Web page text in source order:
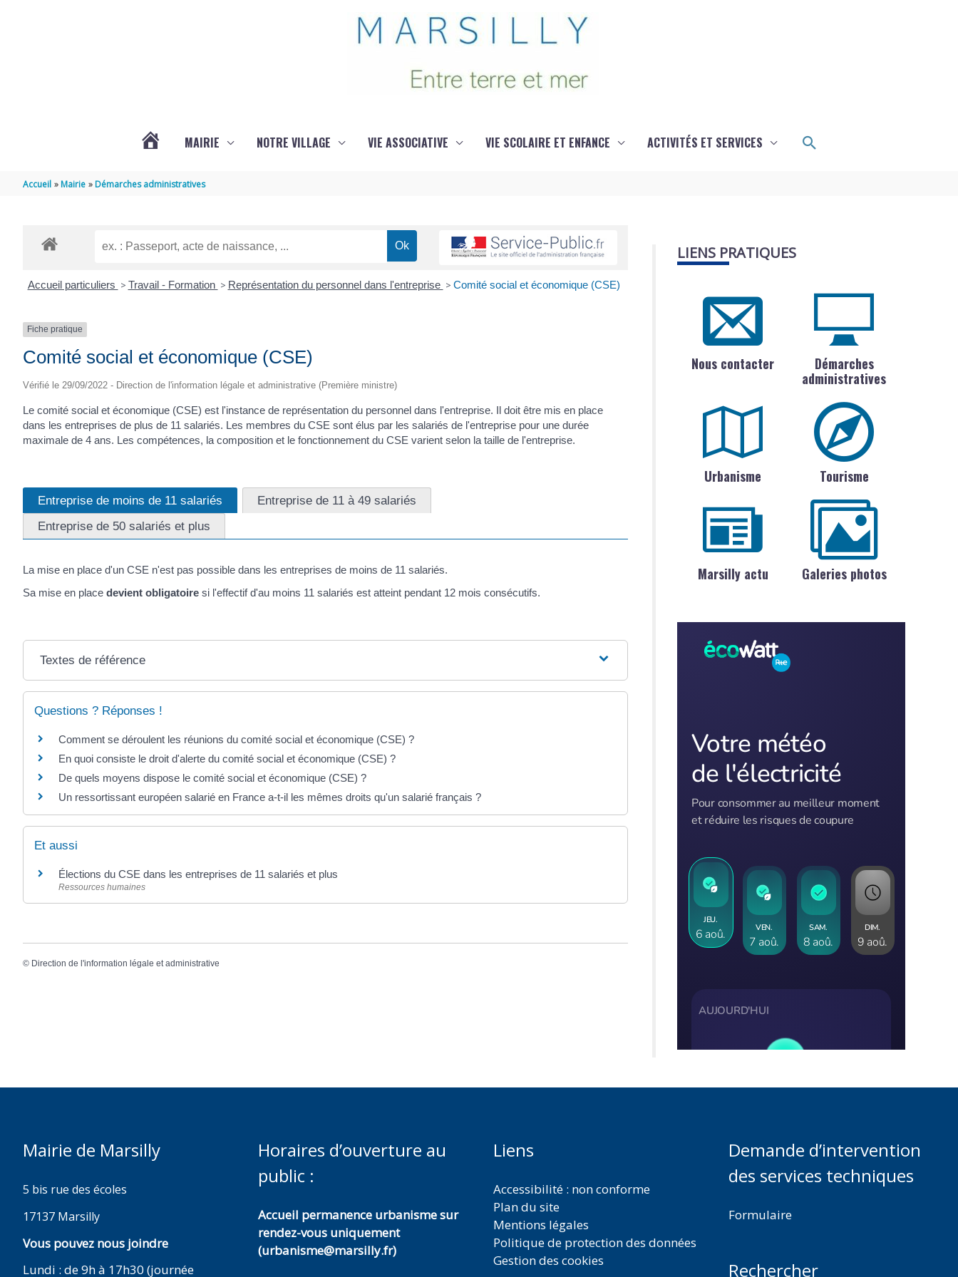
MARSILLY
MAIRIE NOTRE VILLAGE VIE ASSOCIATIVE VIE SCOLAIRE ET ENFANCE ACTIVITÉS ET SERVICES Rechercher
Accueil Mairie Démarches administratives
Accueil particuliers > Travail - Formation > Représentation du personnel dans l'entreprise > Comité social et économique (CSE)
Fiche pratique
Comité social et économique (CSE)
Vérifié le 29/09/2022 - Direction de l'information légale et administrative (Première ministre)
Le comité social et économique (CSE) est l'instance de représentation du personnel dans l'entreprise. Il doit être mis en place
dans les entreprises de plus de 11 salariés. Les membres du CSE sont élus par les salariés de l'entreprise pour une durée
maximale de 4 ans. Les compétences, la composition et le fonctionnement du CSE varient selon la taille de l'entreprise.
Entreprise de moins de 11 salariés
Entreprise de 11 à 49 salariés
Entreprise de 50 salariés et plus
La mise en place d'un CSE n'est pas possible dans les entreprises de moins de 11 salariés.
Sa mise en place devient obligatoire si l'effectif d'au moins 11 salariés est atteint pendant 12 mois consécutifs.
Textes de référence
Questions ? Réponses !
Comment se déroulent les réunions du comité social et économique (CSE) ?
En quoi consiste le droit d'alerte du comité social et économique (CSE) ?
De quels moyens dispose le comité social et économique (CSE) ?
Un ressortissant européen salarié en France a-t-il les mêmes droits qu'un salarié français ?
Et aussi
Élections du CSE dans les entreprises de 11 salariés et plus
Ressources humaines
© Direction de l'information légale et administrative
LIENS PRATIQUES
Nous contacter
Démarches
administratives
Urbanisme Tourisme
Marsilly actu Galeries photos
Mairie de Marsilly
5 bis rue des écoles
17137 Marsilly
Vous pouvez nous joindre
Lundi : de 9h à 17h30 (journée
Horaires d’ouverture au
public :
Accueil permanence urbanisme sur
rendez-vous uniquement
(urbanisme@marsilly.fr)
Liens
Accessibilité : non conforme
Plan du site
Mentions légales
Politique de protection des données
Gestion des cookies
Demande d’intervention
des services techniques
Formulaire
Rechercher